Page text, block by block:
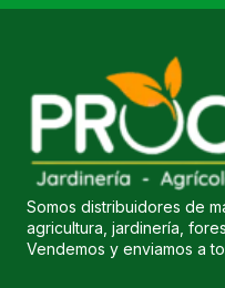
Somos distribuidores de
agricultura, jardinería,
Vendemos y enviamos a